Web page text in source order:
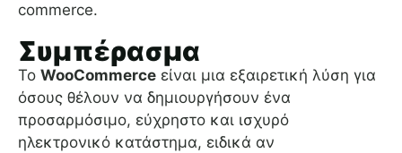
commerce.
Συμπέρασμα
Το WooCommerce είναι μια εξαιρετική λύση για
όσους θέλουν να δημιουργήσουν ένα
προσαρμόσιμο, εύχρηστο και ισχυρό
ηλεκτρονικό κατάστημα, ειδικά αν